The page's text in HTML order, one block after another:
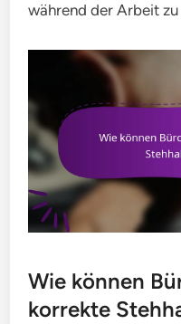
während der Arbeit
Wie können
korrekte